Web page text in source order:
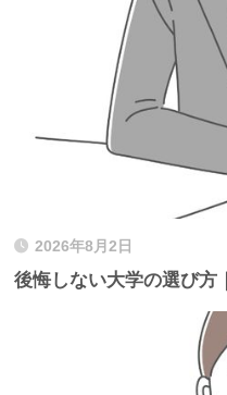
2026年8月2日
後悔しない大学の選び方